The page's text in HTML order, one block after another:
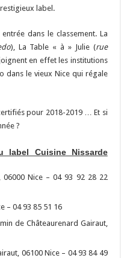
label.
dans le classement. La
), La Table « à » Julie (rue
en effet les institutions
dans le vieux Nice qui régale
pour 2018-2019 … Et si
?
label Cuisine Nissarde
06000 Nice – 04 93 92 28 22
– 04 93 85 51 16
de Châteaurenard Gairaut,
06100 Nice – 04 93 84 49